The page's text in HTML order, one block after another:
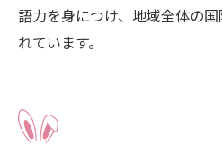
語力を身につけ、地域全体の
れています。